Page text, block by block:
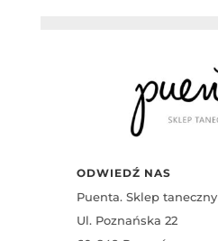
ODWIEDŹ NAS
Puenta. Sklep taneczny
Ul. Poznańska 22